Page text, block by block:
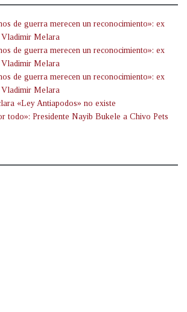
de guerra merecen un reconocimiento»: ex
Vladimir Melara
de guerra merecen un reconocimiento»: ex
Vladimir Melara
de guerra merecen un reconocimiento»: ex
Vladimir Melara
«Ley Antiapodos» no existe
todo»: Presidente Nayib Bukele a Chivo Pets